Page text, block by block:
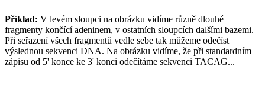
Příklad: V levém sloupci na obrázku vidíme různě dlouhé
fragmenty končící adeninem, v ostatních sloupcích dalšími bazemi.
Při seřazení všech fragmentů vedle sebe tak můžeme odečíst
výslednou sekvenci DNA. Na obrázku vidíme, že při standardním
zápisu od 5' konce ke 3' konci odečítáme sekvenci TACAG...